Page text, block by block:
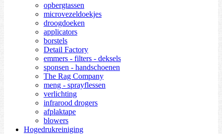
opbergtassen
microvezeldoekjes
droogdoeken
applicators
borstels
Detail Factory
emmers - filters - deksels
sponsen - handschoenen
The Rag Company
meng - sprayflessen
verlichting
infrarood drogers
afplaktape
blowers
Hogedrukreiniging